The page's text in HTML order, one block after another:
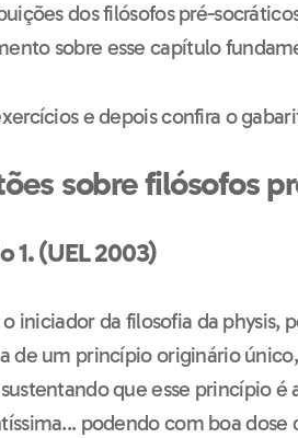
dos filósofos pré-
sobre esse capítulo
e depois confira o
sobre filósofos
1. (UEL 2003)
o iniciador da filosofia da physis,
de um princípio originário
que esse princípio é
podendo com boa dose